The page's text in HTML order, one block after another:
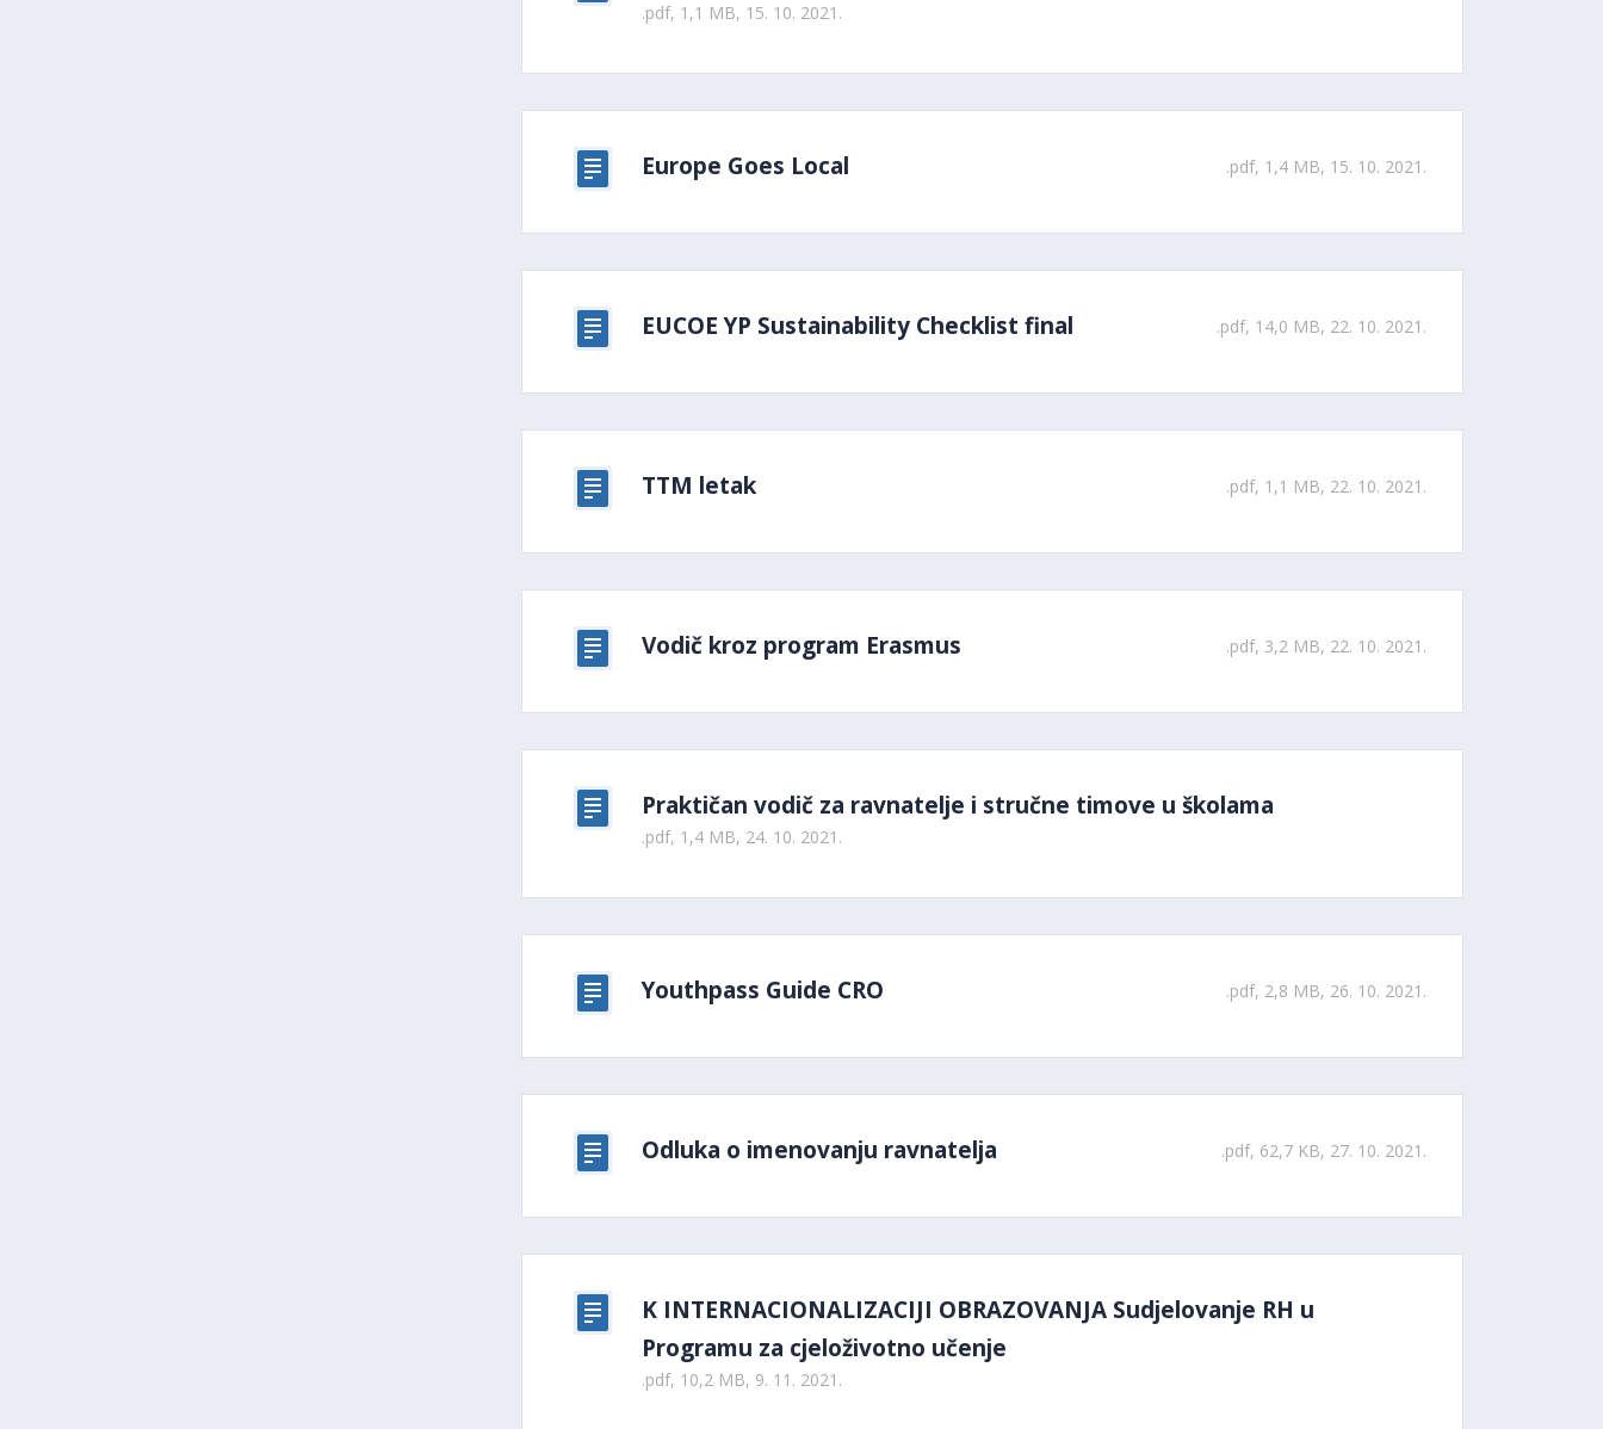
.pdf, 1,1 MB, 15. 10. 2021.
Europe Goes Local .pdf, 1,4 MB, 15. 10. 2021.
EUCOE YP Sustainability Checklist final .pdf, 14,0 MB, 22. 10. 2021.
TTM letak .pdf, 1,1 MB, 22. 10. 2021.
Vodič kroz program Erasmus .pdf, 3,2 MB, 22. 10. 2021.
Praktičan vodič za ravnatelje i stručne timove u školama
.pdf, 1,4 MB, 24. 10. 2021.
Youthpass Guide CRO .pdf, 2,8 MB, 26. 10. 2021.
Odluka o imenovanju ravnatelja .pdf, 62,7 KB, 27. 10. 2021.
K INTERNACIONALIZACIJI OBRAZOVANJA Sudjelovanje RH u
Programu za cjeloživotno učenje
.pdf, 10,2 MB, 9. 11. 2021.